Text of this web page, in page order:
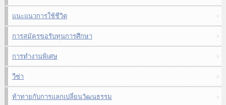
แนะแนวการใช้ชีวิต
การสมัครขอรับทุนการศึกษา
การทำงานพิเศษ
วีซ่า
ท้าทายกับการแลกเปลี่ยนวัฒนธรรม